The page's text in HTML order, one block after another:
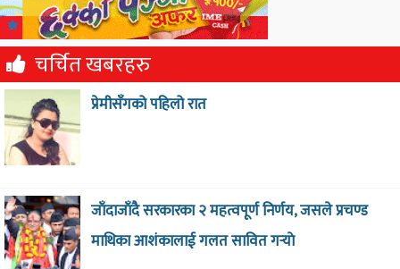
चर्चित खबरहरु
प्रेमीसँगको पहिलो रात
जाँदाजाँदै सरकारका २ महत्वपूर्ण निर्णय, जसले प्रचण्ड
माथिका आशंकालाई गलत सावित गर्‍याे